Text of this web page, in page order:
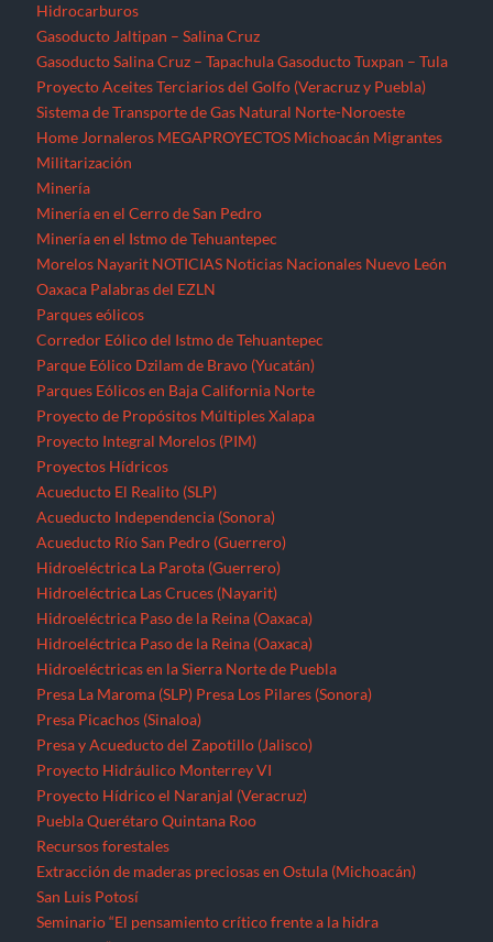
Hidrocarburos
Gasoducto Jaltipan – Salina Cruz
Gasoducto Salina Cruz – Tapachula Gasoducto Tuxpan – Tula
Proyecto Aceites Terciarios del Golfo (Veracruz y Puebla)
Sistema de Transporte de Gas Natural Norte-Noroeste
Home Jornaleros MEGAPROYECTOS Michoacán Migrantes
Militarización
Minería
Minería en el Cerro de San Pedro
Minería en el Istmo de Tehuantepec
Morelos Nayarit NOTICIAS Noticias Nacionales Nuevo León
Oaxaca Palabras del EZLN
Parques eólicos
Corredor Eólico del Istmo de Tehuantepec
Parque Eólico Dzilam de Bravo (Yucatán)
Parques Eólicos en Baja California Norte
Proyecto de Propósitos Múltiples Xalapa
Proyecto Integral Morelos (PIM)
Proyectos Hídricos
Acueducto El Realito (SLP)
Acueducto Independencia (Sonora)
Acueducto Río San Pedro (Guerrero)
Hidroeléctrica La Parota (Guerrero)
Hidroeléctrica Las Cruces (Nayarit)
Hidroeléctrica Paso de la Reina (Oaxaca)
Hidroeléctrica Paso de la Reina (Oaxaca)
Hidroeléctricas en la Sierra Norte de Puebla
Presa La Maroma (SLP) Presa Los Pilares (Sonora)
Presa Picachos (Sinaloa)
Presa y Acueducto del Zapotillo (Jalisco)
Proyecto Hidráulico Monterrey VI
Proyecto Hídrico el Naranjal (Veracruz)
Puebla Querétaro Quintana Roo
Recursos forestales
Extracción de maderas preciosas en Ostula (Michoacán)
San Luis Potosí
Seminario “El pensamiento crítico frente a la hidra